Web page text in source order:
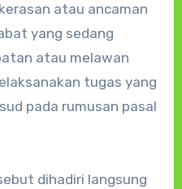
atau ancaman
yang sedang
atau melawan
tugas yang
pada rumusan pasal
dihadiri langsung